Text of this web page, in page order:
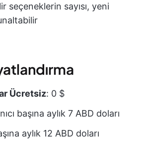
seçeneklerin sayısı, yeni
Ücretsiz: 0 $
başına aylık 7 ABD doları
aylık 12 ABD doları